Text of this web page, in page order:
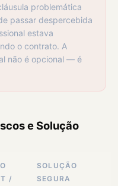
problemática
passar despercebida
estava
o contrato. A
não é opcional — é
e Solução
/
SOLUÇÃO
SEGURA